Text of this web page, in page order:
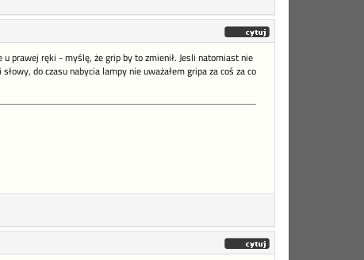
prawej ręki - myślę, że grip by to zmienił. Jesli natomiast nie
do czasu nabycia lampy nie uważałem gripa za coś za co